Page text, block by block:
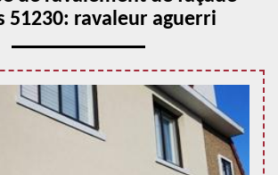
51230: ravaleur aguerri